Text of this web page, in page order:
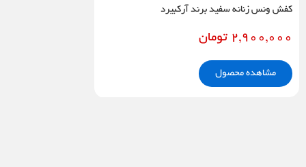
کفش ونس زنانه سفید برند آرکبیرد
2,900,000 تومان
مشاهده محصول